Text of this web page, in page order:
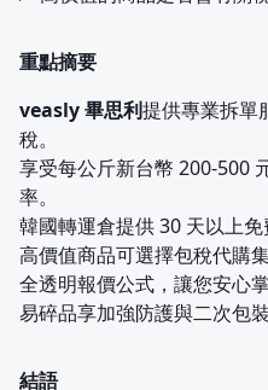
重點摘要
veasly 畢思利提供專業拆單
稅。
享受每公斤新台幣 200-500
率。
韓國轉運倉提供 30 天以上免
高價值商品可選擇包稅代購
全透明報價公式，讓您安心
易碎品享加強防護與二次包
結語